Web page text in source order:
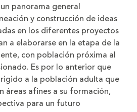
panorama general
y construcción de ideas
en los diferentes proyectos
a elaborarse en la etapa de la
con población próxima al
Es por lo anterior que
a la población adulta que
áreas afines a su formación,
para un futuro